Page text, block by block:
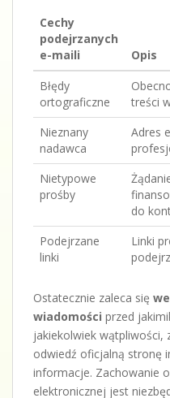
Cechy
podejrzanych
e-maili
Opis
Błędy
ortograficzne
treści
Nieznany
nadawca
Adres
Nietypowe
prośby
do
Podejrzane
linki
Linki
Ostatecznie zaleca się
wiadomości przed
jakiekolwiek wątpliwości,
odwiedź oficjalną stronę
informacje. Zachowanie
elektronicznej jest